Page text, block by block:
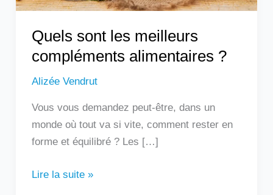
Quels sont les meilleurs
compléments alimentaires ?
Alizée Vendrut
Vous vous demandez peut-être, dans un
monde où tout va si vite, comment rester en
forme et équilibré ? Les […]
Lire la suite »